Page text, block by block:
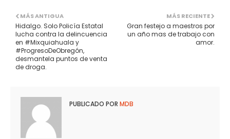
MÁS RECIENTE
Gran festejo a maestros por
un año mas de trabajo con
amor.
MÁS ANTIGUA
Hidalgo. Solo Policía Estatal
lucha contra la delincuencia
en #Mixquiahuala y
#ProgresoDeObregón,
desmantela puntos de venta
de droga.
PUBLICADO POR MDB